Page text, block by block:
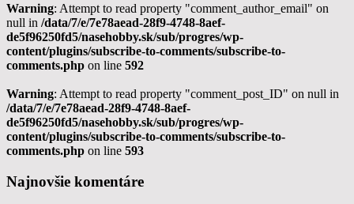
Warning: Attempt to read property "comment_author_email" on
null in /data/7/e/7e78aead-28f9-4748-8aef-
de5f96250fd5/nasehobby.sk/sub/progres/wp-
content/plugins/subscribe-to-comments/subscribe-to-
comments.php on line 592
Warning: Attempt to read property "comment_post_ID" on null in
/data/7/e/7e78aead-28f9-4748-8aef-
de5f96250fd5/nasehobby.sk/sub/progres/wp-
content/plugins/subscribe-to-comments/subscribe-to-
comments.php on line 593
Najnovšie komentáre